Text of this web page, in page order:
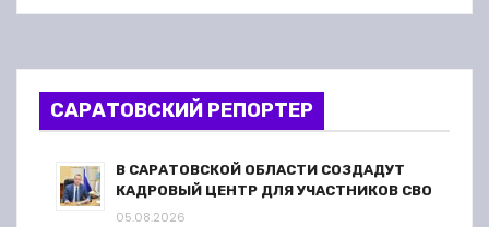
САРАТОВСКИЙ РЕПОРТЕР
В САРАТОВСКОЙ ОБЛАСТИ СОЗДАДУТ
КАДРОВЫЙ ЦЕНТР ДЛЯ УЧАСТНИКОВ СВО
05.08.2026